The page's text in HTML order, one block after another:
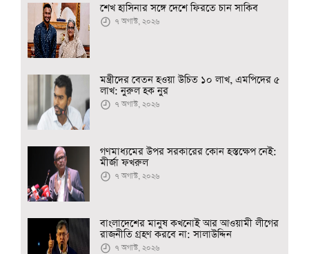
শেখ হাসিনার সঙ্গে দেশে ফিরতে চান সাকিব
৭ অগাস্ট, ২০২৬
মন্ত্রীদের বেতন হওয়া উচিত ১০ লাখ, এমপিদের ৫
লাখ: নুরুল হক নুর
৭ অগাস্ট, ২০২৬
গণমাধ্যমের উপর সরকারের কোন হস্তক্ষেপ নেই:
মীর্জা ফখরুল
৭ অগাস্ট, ২০২৬
বাংলাদেশের মানুষ কখনোই আর আওয়ামী লীগের
রাজনীতি গ্রহণ করবে না: সালাউদ্দিন
৭ অগাস্ট, ২০২৬